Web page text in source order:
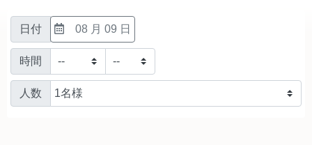
日付 08 月 09 日
時間
人数